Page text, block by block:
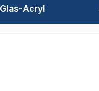
Glas-Acryl